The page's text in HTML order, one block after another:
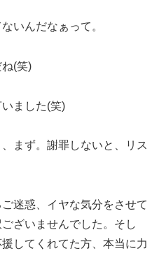
いんだなぁって。
ね(笑)
いました(笑)
、まず。謝罪しないと、リス
迷惑、イヤな気分をさせて
ざいませんでした。そし
してくれてた方、本当に力